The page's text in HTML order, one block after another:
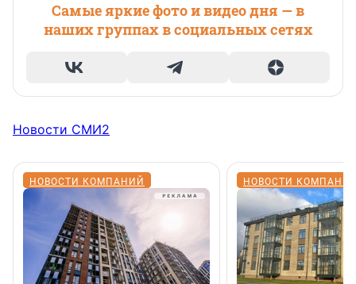
Самые яркие фото и видео дня — в
наших группах в социальных сетях
Новости СМИ2
НОВОСТИ КОМПАНИЙ НОВОСТИ